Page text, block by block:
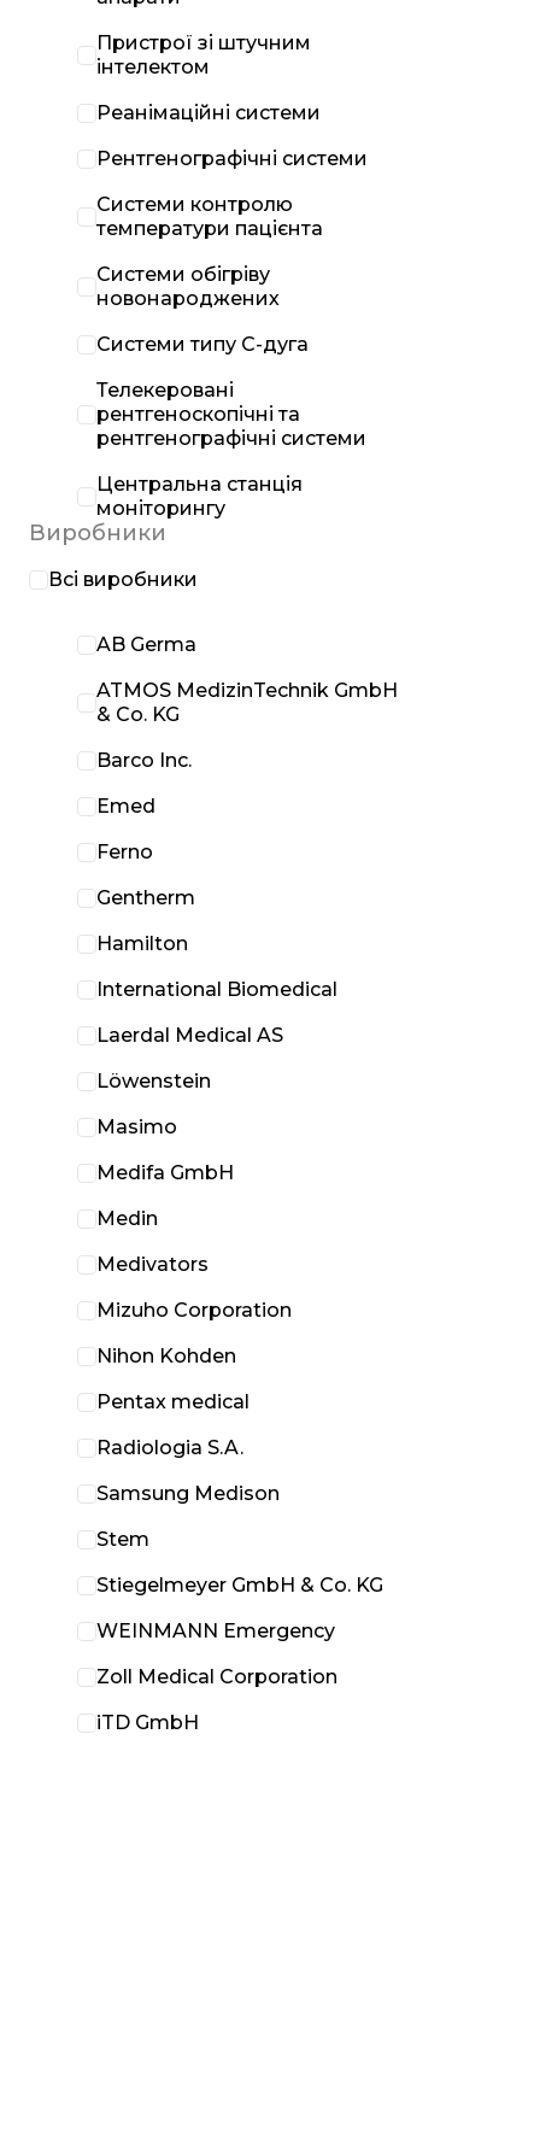
Пристрої зі штучним
інтелектом
Реанімаційні системи
Рентгенографічні системи
Системи контролю
температури пацієнта
Системи обігріву
новонароджених
Системи типу С-дуга
Телекеровані
рентгеноскопічні та
рентгенографічні системи
Центральна станція
моніторингу
Виробники
Всі виробники
AB Germa
ATMOS MedizinTechnik GmbH
& Co. KG
Barco Inc.
Emed
Ferno
Gentherm
Hamilton
International Biomedical
Laerdal Medical AS
Löwenstein
Masimo
Medifa GmbH
Medin
Medivators
Mizuho Corporation
Nihon Kohden
Pentax medical
Radiologia S.A.
Samsung Medison
Stem
Stiegelmeyer GmbH & Co. KG
WEINMANN Emergency
Zoll Medical Corporation
iTD GmbH